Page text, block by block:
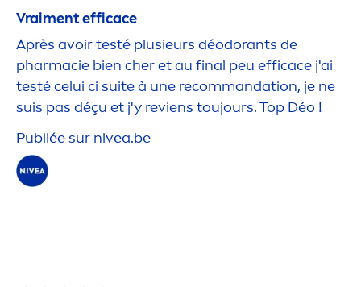
Vraiment efficace
Après avoir testé plusieurs déodorants de
pharmacie bien cher et au final peu efficace j'ai
testé celui ci suite à une recommandation, je ne
suis pas déçu et j'y reviens toujours. Top Déo !
Publiée sur nivea.be